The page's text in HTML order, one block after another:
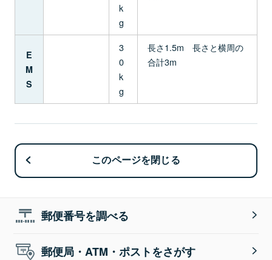
k
g
E
M
S
3
0
k
g
長さ1.5m 長さと横周の
合計3m
このページを閉じる
郵便番号を調べる
郵便局・ATM・ポストをさがす